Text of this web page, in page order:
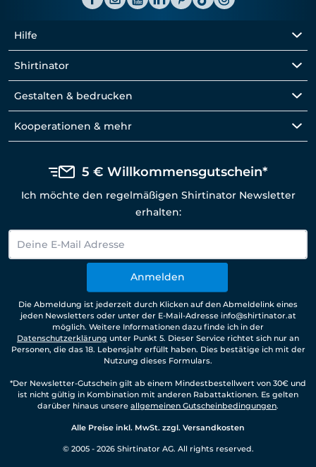
Hilfe
Shirtinator
Gestalten & bedrucken
Kooperationen & mehr
5 € Willkommensgutschein*
Ich möchte den regelmäßigen Shirtinator Newsletter
erhalten:
Anmelden
Die Abmeldung ist jederzeit durch Klicken auf den Abmeldelink eines
jeden Newsletters oder unter der E-Mail-Adresse info@shirtinator.at
möglich. Weitere Informationen dazu finde ich in der
Datenschutzerklärung unter Punkt 5. Dieser Service richtet sich nur an
Personen, die das 18. Lebensjahr erfüllt haben. Dies bestätige ich mit der
Nutzung dieses Formulars.
*Der Newsletter-Gutschein gilt ab einem Mindestbestellwert von 30€ und
ist nicht gültig in Kombination mit anderen Rabattaktionen. Es gelten
darüber hinaus unsere allgemeinen Gutscheinbedingungen.
Alle Preise inkl. MwSt. zzgl. Versandkosten
© 2005 - 2026 Shirtinator AG. All rights reserved.